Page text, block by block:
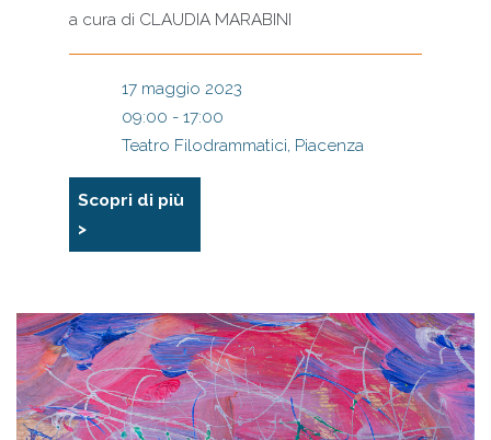
a cura di CLAUDIA MARABINI
17 maggio 2023
09:00 - 17:00
Teatro Filodrammatici, Piacenza
Scopri di più
>